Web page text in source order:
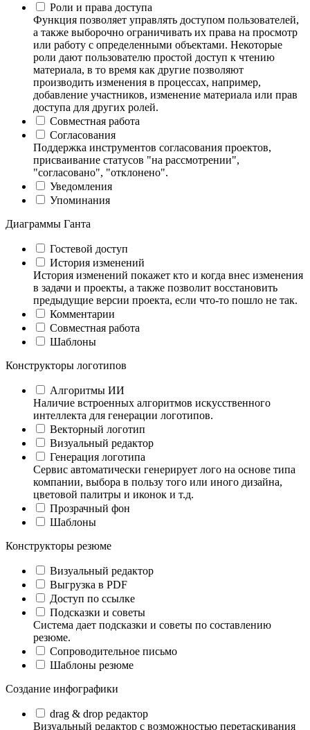
Роли и права доступа
Функция позволяет управлять доступом пользователей,
а также выборочно ограничивать их права на просмотр
или работу с определенными объектами. Некоторые
роли дают пользователю простой доступ к чтению
материала, в то время как другие позволяют
производить изменения в процессах, например,
добавление участников, изменение материала или прав
доступа для других ролей.
Совместная работа
Согласования
Поддержка инструментов согласования проектов,
присваивание статусов "на рассмотрении",
"согласовано", "отклонено".
Уведомления
Упоминания
Диаграммы Ганта
Гостевой доступ
История изменений
История изменений покажет кто и когда внес изменения
в задачи и проекты, а также позволит восстановить
предыдущие версии проекта, если что-то пошло не так.
Комментарии
Совместная работа
Шаблоны
Конструкторы логотипов
Алгоритмы ИИ
Наличие встроенных алгоритмов искусственного
интеллекта для генерации логотипов.
Векторный логотип
Визуальный редактор
Генерация логотипа
Сервис автоматически генерирует лого на основе типа
компании, выбора в пользу того или иного дизайна,
цветовой палитры и иконок и т.д.
Прозрачный фон
Шаблоны
Конструкторы резюме
Визуальный редактор
Выгрузка в PDF
Доступ по ссылке
Подсказки и советы
Система дает подсказки и советы по составлению
резюме.
Сопроводительное письмо
Шаблоны резюме
Создание инфографики
drag & drop редактор
Визуальный редактор с возможностью перетаскивания